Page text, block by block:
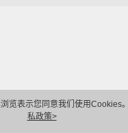
览表示您同意我们使用Cookies。
私政策>